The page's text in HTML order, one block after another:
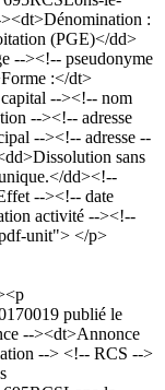
:
(PGE)</dd>
--><!-- pseudonyme
:</dt>
--><!-- nom
--><!-- adresse
--><!-- adresse --
sans
dd><!--
--><!-- date
activité --><!--
unit"> </p>
publié le
--><dt>Annonce
--> <!-- RCS -->